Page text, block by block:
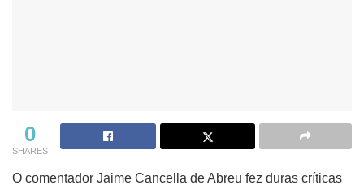
0
SHARES
O comentador Jaime Cancella de Abreu fez duras críticas